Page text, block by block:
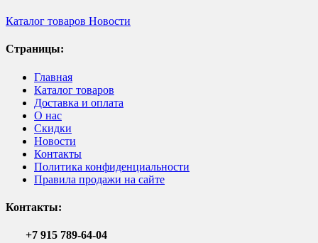
Каталог товаров Новости
Страницы:
Главная
Каталог товаров
Доставка и оплата
О нас
Скидки
Новости
Контакты
Политика конфиденциальности
Правила продажи на сайте
Контакты:
+7 915 789-64-04